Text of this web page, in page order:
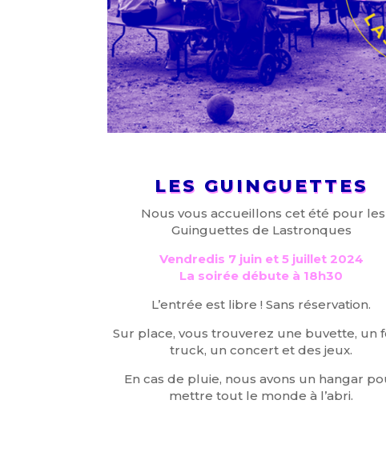
LES GUINGUETTES
Nous vous accueillons cet été pour les
Guinguettes de Lastronques
Vendredis 7 juin et 5 juillet 2024
La soirée débute à 18h30
L’entrée est libre ! Sans réservation.
Sur place, vous trouverez une buvette, un
truck, un concert et des jeux.
En cas de pluie, nous avons un hangar
mettre tout le monde à l’abri.